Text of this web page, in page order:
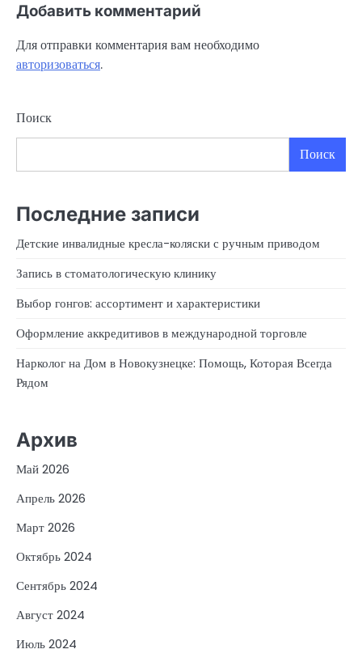
Добавить комментарий
Для отправки комментария вам необходимо
авторизоваться.
Поиск
Поиск
Последние записи
Детские инвалидные кресла-коляски с ручным приводом
Запись в стоматологическую клинику
Выбор гонгов: ассортимент и характеристики
Оформление аккредитивов в международной торговле
Нарколог на Дом в Новокузнецке: Помощь, Которая Всегда
Рядом
Архив
Май 2026
Апрель 2026
Март 2026
Октябрь 2024
Сентябрь 2024
Август 2024
Июль 2024